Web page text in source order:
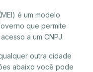
é um modelo
que permite
a um CNPJ.
outra cidade
abaixo você pode